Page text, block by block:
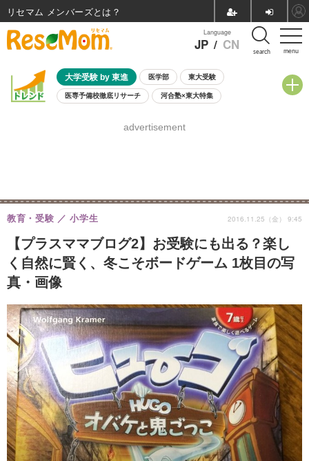
menu
Language
JP / CN search
大学受験 by 東進 医学部 東大受験
医専予備校徹底リサーチ 河合塾×東大特集
8月開催学校説明会・相談会
advertisement
【プラスママブログ2】お受験にも出る？楽し
く自然に賢く、冬こそボードゲーム 1枚目の写
真・画像
教育・受験 小学生 2016.11.25（金） 9:45
リセマム メンバーズ